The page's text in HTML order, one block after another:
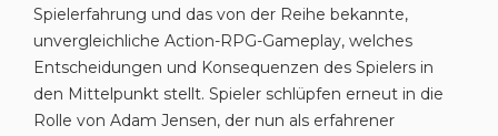
Spielerfahrung und das von der Reihe bekannte,
unvergleichliche Action-RPG-Gameplay, welches
Entscheidungen und Konsequenzen des Spielers in
den Mittelpunkt stellt. Spieler schlüpfen erneut in die
Rolle von Adam Jensen, der nun als erfahrener